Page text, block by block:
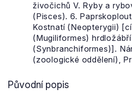
živočichů V. Ryby a
(Pisces). 6.
Kostnatí (Neopterygii)
(Mugiliformes) hrdložábří
(Synbranchiformes)].
(zoologické oddělení),
Původní popis